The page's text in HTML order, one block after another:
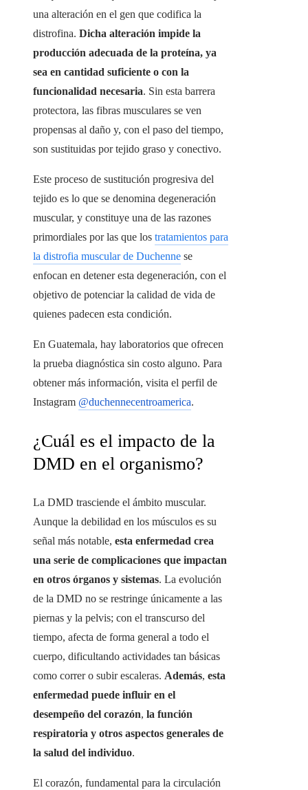
una alteración en el gen que codifica la
distrofina. Dicha alteración impide la
producción adecuada de la proteína, ya
sea en cantidad suficiente o con la
funcionalidad necesaria. Sin esta barrera
protectora, las fibras musculares se ven
propensas al daño y, con el paso del tiempo,
son sustituidas por tejido graso y conectivo.
Este proceso de sustitución progresiva del
tejido es lo que se denomina degeneración
muscular, y constituye una de las razones
primordiales por las que los tratamientos para
la distrofia muscular de Duchenne se
enfocan en detener esta degeneración, con el
objetivo de potenciar la calidad de vida de
quienes padecen esta condición.
En Guatemala, hay laboratorios que ofrecen
la prueba diagnóstica sin costo alguno. Para
obtener más información, visita el perfil de
Instagram @duchennecentroamerica.
¿Cuál es el impacto de la
DMD en el organismo?
La DMD trasciende el ámbito muscular.
Aunque la debilidad en los músculos es su
señal más notable, esta enfermedad crea
una serie de complicaciones que impactan
en otros órganos y sistemas. La evolución
de la DMD no se restringe únicamente a las
piernas y la pelvis; con el transcurso del
tiempo, afecta de forma general a todo el
cuerpo, dificultando actividades tan básicas
como correr o subir escaleras. Además, esta
enfermedad puede influir en el
desempeño del corazón, la función
respiratoria y otros aspectos generales de
la salud del individuo.
El corazón, fundamental para la circulación